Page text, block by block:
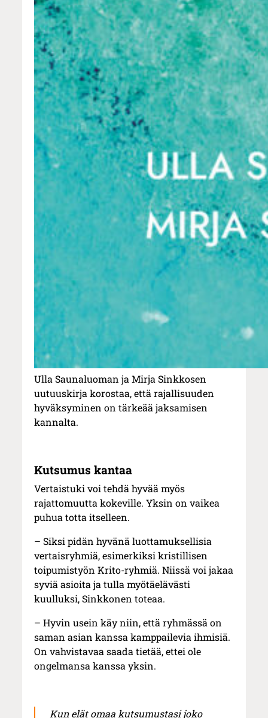
Ulla Saunaluoman ja Mirja Sinkkosen
uutuuskirja korostaa, että rajallisuuden
hyväksyminen on tärkeää jaksamisen
kannalta.
Kutsumus kantaa
Vertaistuki voi tehdä hyvää myös
rajattomuutta kokeville. Yksin on vaikea
puhua totta itselleen.
– Siksi pidän hyvänä luottamuksellisia
vertaisryhmiä, esimerkiksi kristillisen
toipumistyön Krito-ryhmiä. Niissä voi jakaa
syviä asioita ja tulla myötäelävästi
kuulluksi, Sinkkonen toteaa.
– Hyvin usein käy niin, että ryhmässä on
saman asian kanssa kamppailevia ihmisiä.
On vahvistavaa saada tietää, ettei ole
ongelmansa kanssa yksin.
Kun elät omaa kutsumustasi joko